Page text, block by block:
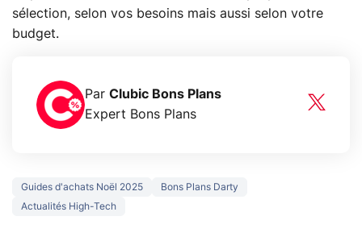
sélection, selon vos besoins mais aussi selon votre
budget.
Par Clubic Bons Plans
Expert Bons Plans
Guides d'achats Noël 2025
Bons Plans Darty
Actualités High-Tech